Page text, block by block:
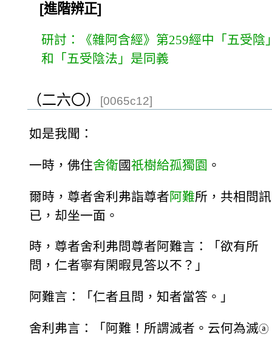
[進階辨正]
研討：《雜阿含經》第259經中「五受陰
和「五受陰法」是同義
（二六〇） [0065c12]
如是我聞：
一時，佛住舍衛國祇樹給孤獨園 。
爾時，尊者舍利弗詣尊者阿難所，共相問訊
已，却坐一面。
時，尊者舍利弗問尊者阿難言：「欲有所
問，仁者寧有閑暇見答以不？」
阿難言：「仁者且問，知者當答。」
舍利弗言：「阿難！所謂滅者。云何為滅ⓐ